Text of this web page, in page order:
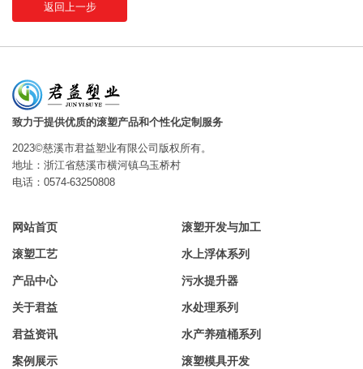
返回上一步
致力于提供优质的滚塑产品和个性化定制服务
2023©慈溪市君益塑业有限公司版权所有。
地址：浙江省慈溪市横河镇乌玉桥村
电话：0574-63250808
网站首页
滚塑工艺
产品中心
关于君益
君益资讯
案例展示
滚塑开发与加工
水上浮体系列
污水提升器
水处理系列
水产养殖桶系列
滚塑模具开发